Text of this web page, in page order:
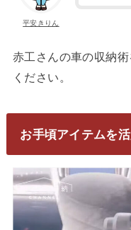
平安きりん
赤工さんの車の収納
ください。
お手頃アイテムを活